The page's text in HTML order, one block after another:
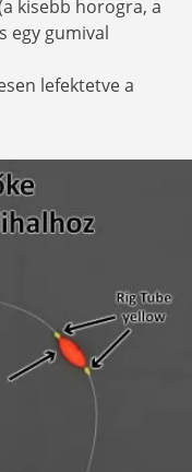
kisebb horogra, a
egy gumival
lefektetve a